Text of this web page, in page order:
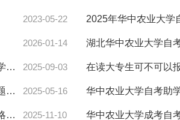
2023-05-22
2026-01-14
湖北自考学籍恢复攻略！华中农业大学考生必看流程 2025-09-03
华中农业大学自考专升本数学考什么题型？难点解析来了！ 2025-05-16
湖北成考选众联教育靠谱吗？报名攻略大揭秘！ 2025-11-10